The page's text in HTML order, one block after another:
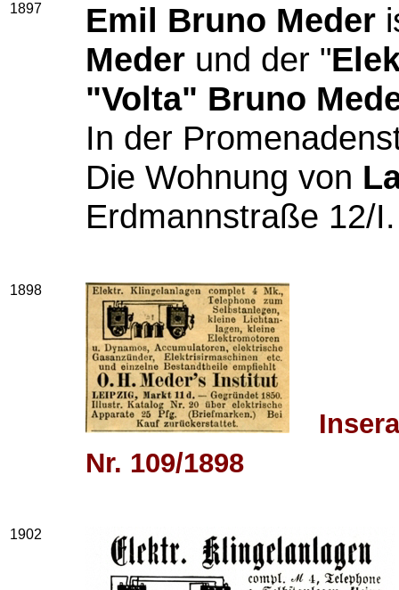
1897 Emil Bruno Meder
Meder und der "
"Volta" Bruno
In der
Die Wohnung von
Erdmannstraße 12/I.
1898
Nr. 109/1898
1902